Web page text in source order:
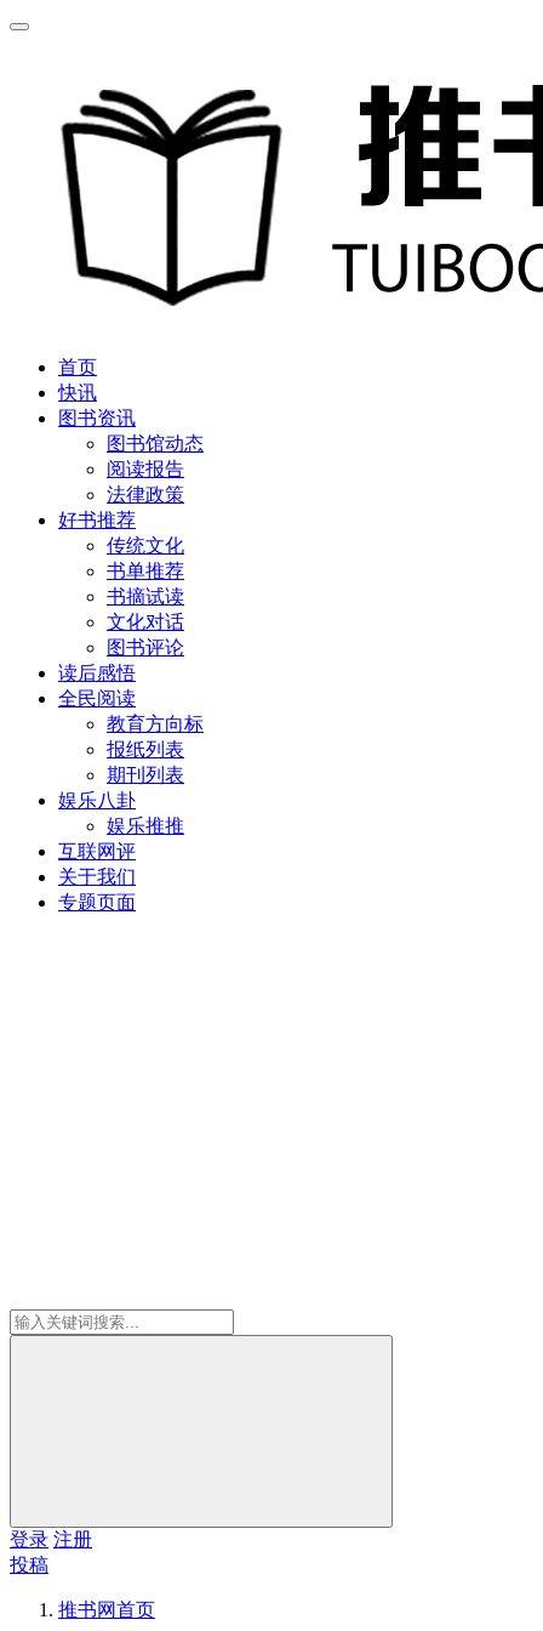
首页
快讯
图书资讯
图书馆动态
阅读报告
法律政策
好书推荐
传统文化
书单推荐
书摘试读
文化对话
图书评论
读后感悟
全民阅读
教育方向标
报纸列表
期刊列表
娱乐八卦
娱乐推推
互联网评
关于我们
专题页面
登录 注册
投稿
推书网首页